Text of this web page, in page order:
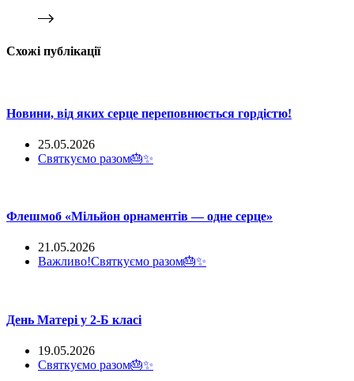
Схожі публікації
Новини, від яких серце переповнюється гордістю!
25.05.2026
Святкуємо разом🎂✨
Флешмоб «Мільйон орнаментів — одне серце»
21.05.2026
Важливо!Святкуємо разом🎂✨
День Матері у 2-Б класі
19.05.2026
Святкуємо разом🎂✨